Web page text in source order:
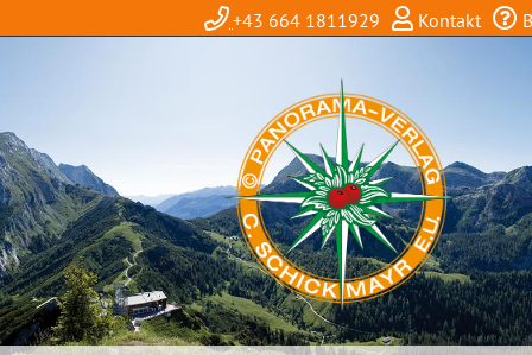
+43 664 1811929 Kontakt